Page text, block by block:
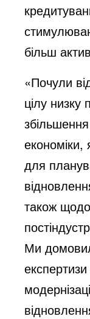
більш
«Почули
цілу
економіки,
для
також
Ми